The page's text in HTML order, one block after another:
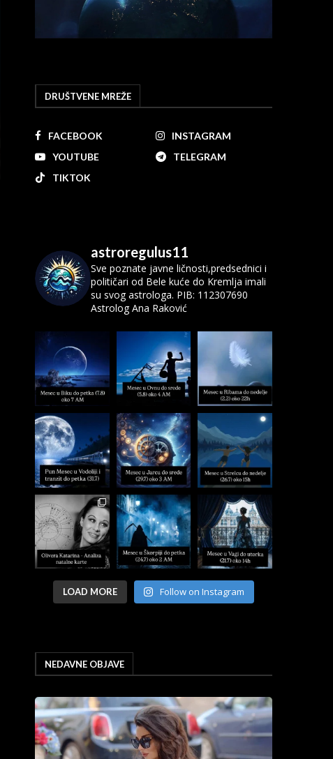
DRUŠTVENE MREŽE
FACEBOOK
INSTAGRAM
YOUTUBE
TELEGRAM
TIKTOK
astroregulus11
Sve poznate javne ličnosti,predsednici i
političari od Bele kuće do Kremlja imali
su svog astrologa. PIB: 112307690
Astrolog Ana Raković
LOAD MORE Follow on Instagram
NEDAVNE OBJAVE